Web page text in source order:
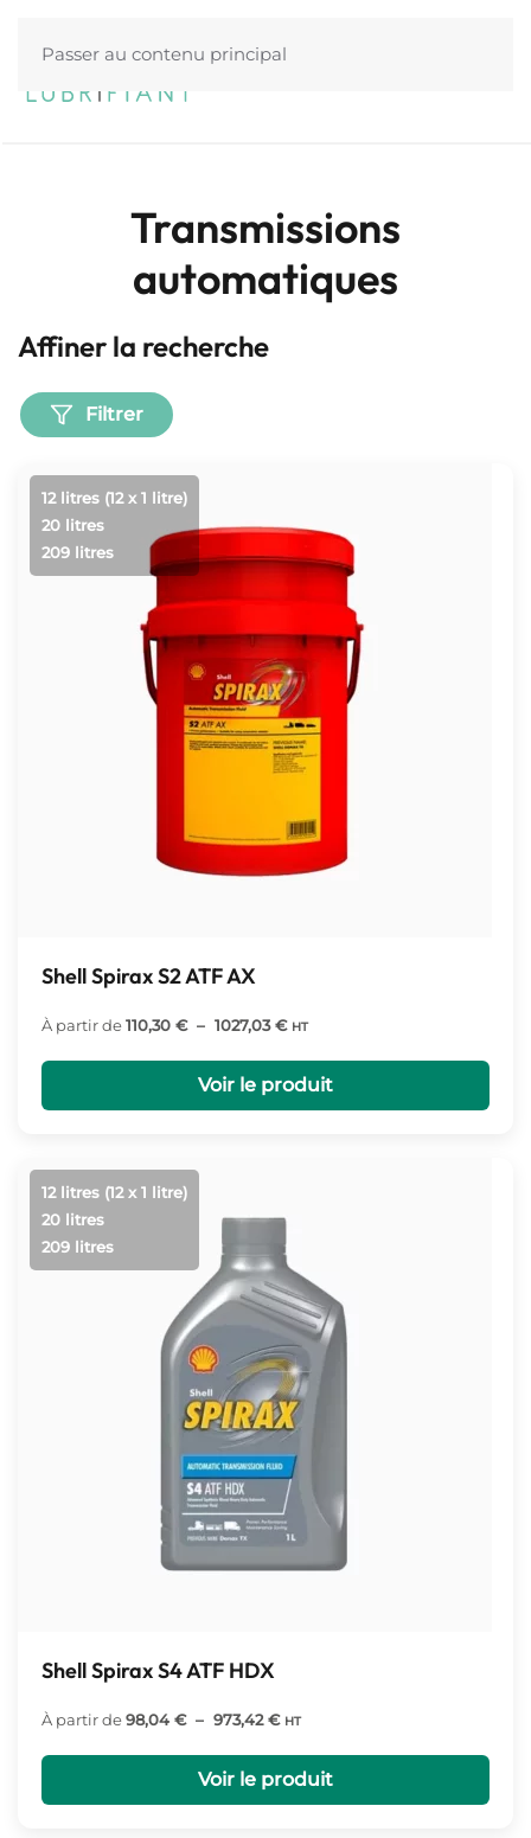
Passer au contenu principal
Transmissions
automatiques
Affiner la recherche
Filtrer
Shell Spirax S2 ATF AX
À partir de110,30 € – 1027,03€Plage
110,30 €
à
HT
12 litres (12 x 1 litre)
20 litres
209 litres
Voir le produit
Shell Spirax S4 ATF HDX
À partir de98,04 € – 973,42€Plage
98,04 €
à
HT
12 litres (12 x 1 litre)
20 litres
209 litres
Voir le produit